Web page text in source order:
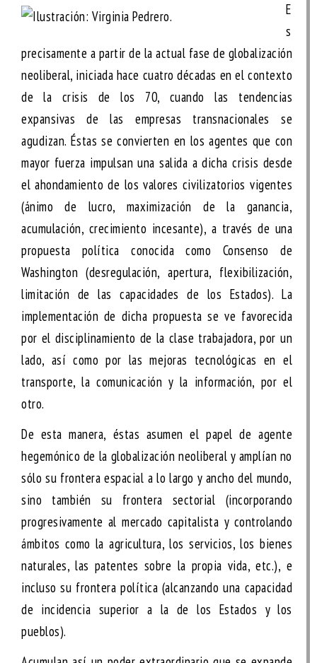
E
s
precisamente a partir de la actual fase de globalización
neoliberal, iniciada hace cuatro décadas en el contexto
de la crisis de los 70, cuando las tendencias
expansivas de las empresas transnacionales se
agudizan. Éstas se convierten en los agentes que con
mayor fuerza impulsan una salida a dicha crisis desde
el ahondamiento de los valores civilizatorios vigentes
(ánimo de lucro, maximización de la ganancia,
acumulación, crecimiento incesante), a través de una
propuesta política conocida como Consenso de
Washington (desregulación, apertura, flexibilización,
limitación de las capacidades de los Estados). La
implementación de dicha propuesta se ve favorecida
por el disciplinamiento de la clase trabajadora, por un
lado, así como por las mejoras tecnológicas en el
transporte, la comunicación y la información, por el
otro.
De esta manera, éstas asumen el papel de agente
hegemónico de la globalización neoliberal y amplían no
sólo su frontera espacial a lo largo y ancho del mundo,
sino también su frontera sectorial (incorporando
progresivamente al mercado capitalista y controlando
ámbitos como la agricultura, los servicios, los bienes
naturales, las patentes sobre la propia vida, etc.), e
incluso su frontera política (alcanzando una capacidad
de incidencia superior a la de los Estados y los
pueblos).